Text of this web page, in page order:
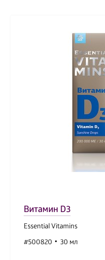
Витамин D3
Essential Vitamins
#500820
30 мл